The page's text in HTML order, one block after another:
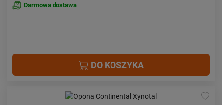
Darmowa dostawa
DO KOSZYKA